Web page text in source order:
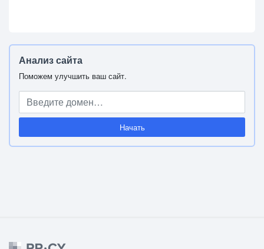
Анализ сайта
Поможем улучшить ваш сайт.
Начать